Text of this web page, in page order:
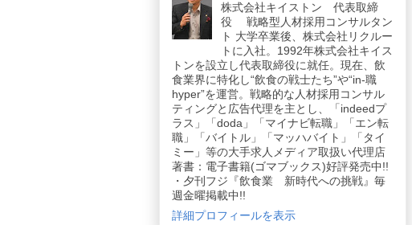
株式会社キイストン 代表取締
役 戦略型人材採用コンサルタン
ト 大学卒業後、株式会社リクルー
トに入社。1992年株式会社キイス
トンを設立し代表取締役に就任。現在、飲
食業界に特化し“飲食の戦士たち”や“in-職
hyper”を運営。戦略的な人材採用コンサル
ティングと広告代理を主とし、「indeedプ
ラス」「doda」「マイナビ転職」「エン転
職」「バイトル」「マッハバイト」「タイ
ミー」等の大手求人メディア取扱い代理店
著書：電子書籍(ゴマブックス)好評発売中!!
・夕刊フジ『飲食業 新時代への挑戦』毎
週金曜掲載中!!
詳細プロフィールを表示